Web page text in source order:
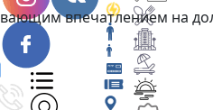
впечатлением на